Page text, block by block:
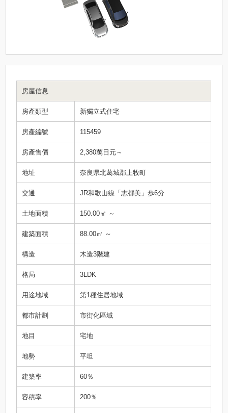
房屋信息
房產類型 新獨立式住宅
房產編號 115459
房產售價 2,380萬日元～
地址 奈良県北葛城郡上牧町
交通 JR和歌山線「志都美」歩6分
土地面積 150.00㎡ ～
建築面積 88.00㎡ ～
構造 木造3階建
格局 3LDK
用途地域 第1種住居地域
都市計劃 市街化區域
地目 宅地
地勢 平坦
建築率 60％
容積率 200％